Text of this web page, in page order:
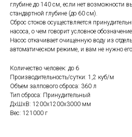
глубине до 140 см, если нет возможности
стандартной глубине (до 60 см).
Сброс стоков осуществляется
насоса, о чем говорит условное
Насос откачивает очищенную воду из
автоматическом режиме, и вам не нужно
Количество человек: до 6
Производительность/сутки: 1,2 куб/м
Объем залпового сброса: 360 л
Тип сброса: Принудительный
ДxШxВ: 1200x1200x3000 мм
Вес: 121000 г